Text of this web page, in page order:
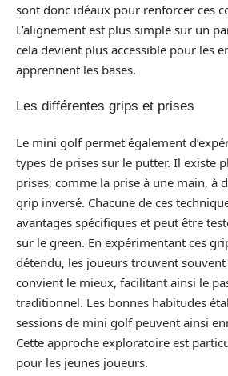
sont donc idéaux pour renforcer ces
L’alignement est plus simple sur un
cela devient plus accessible pour les
apprennent les bases.
Les différentes grips et prises
Le mini golf permet également
types de prises sur le putter. Il existe
prises, comme la prise à une main, à
grip inversé. Chacune de ces
avantages spécifiques et peut être
sur le green. En expérimentant ces
détendu, les joueurs trouvent
convient le mieux, facilitant ainsi le
traditionnel. Les bonnes habitudes
sessions de mini golf peuvent ainsi
Cette approche exploratoire est
pour les jeunes joueurs.